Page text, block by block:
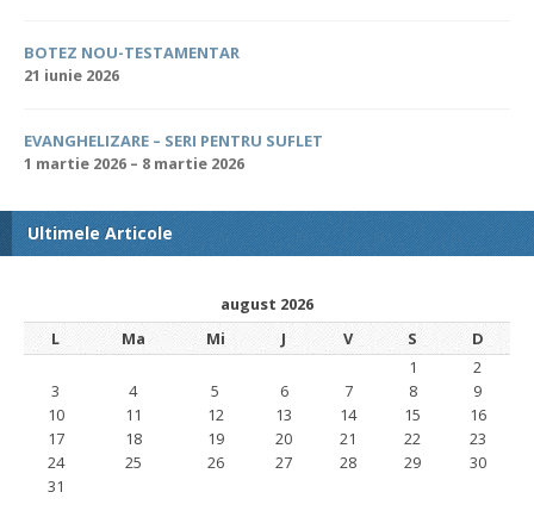
BOTEZ NOU-TESTAMENTAR
21 iunie 2026
EVANGHELIZARE – SERI PENTRU SUFLET
1 martie 2026 – 8 martie 2026
Ultimele Articole
august 2026
L
Ma Mi J V S
D
1
2
3
4 5 6 7 8
9
10
11 12 13 14 15
16
17
18 19 20 21 22
23
24
25 26 27 28 29
30
31